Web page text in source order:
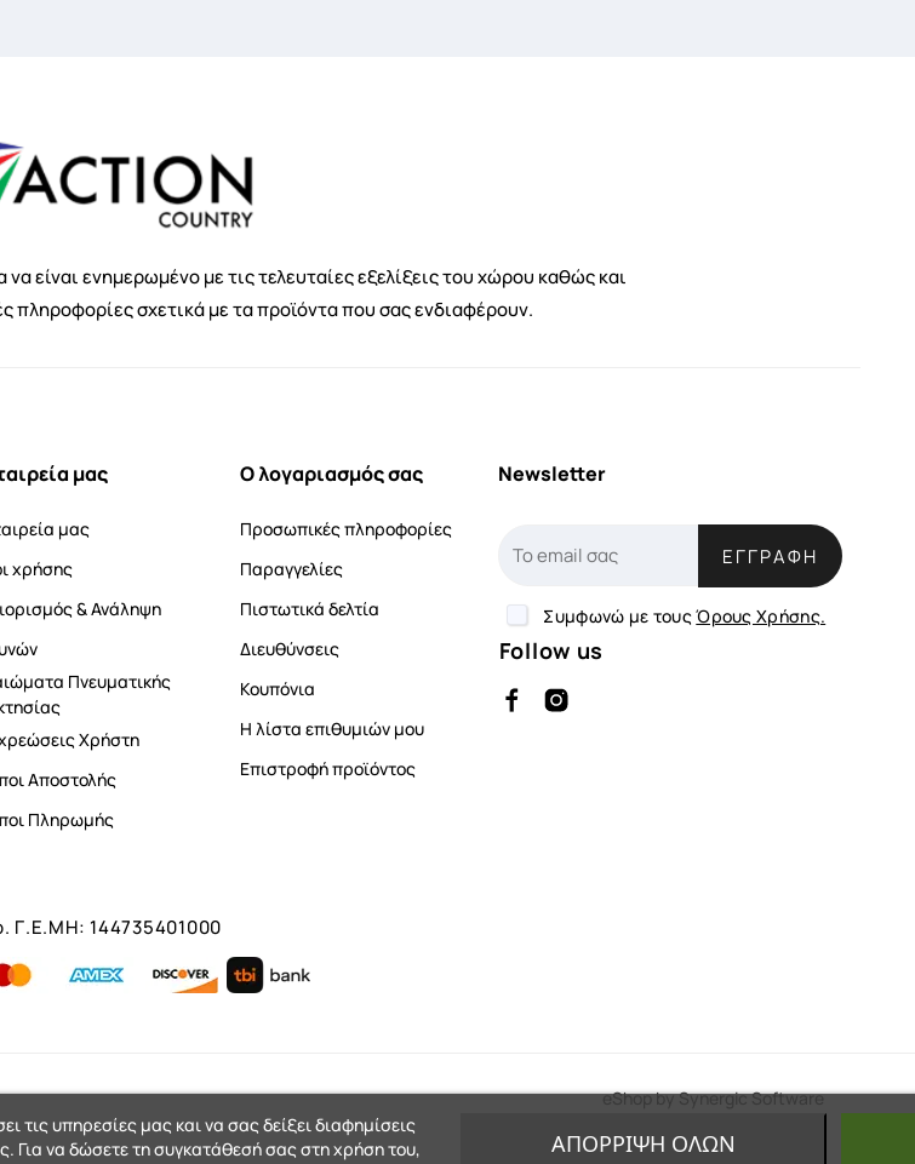
είναι ενημερωμένο με τις τελευταίες εξελίξεις του χώρου καθώς και
πληροφορίες σχετικά με τα προϊόντα που σας ενδιαφέρουν.
μας
μας
χρήσης
& Ανάληψη
Πνευματικής
Χρήστη
Αποστολής
Πληρωμής
Ο λογαριασμός σας
Προσωπικές πληροφορίες
Παραγγελίες
Πιστωτικά δελτία
Διευθύνσεις
Κουπόνια
Η λίστα επιθυμιών μου
Επιστροφή προϊόντος
Newsletter
ΕΓΓΡΑΦΉ
Συμφωνώ με τουςΌρους Χρήσης.
Follow us
Γ.Ε.ΜΗ: 144735401000
τις υπηρεσίες μας και να σας δείξει διαφημίσεις
Για να δώσετε τη συγκατάθεσή σας στη χρήση του,
ΑΠΌΡΡΙΨΗ ΌΛΩΝ
eShop by Synergic Software